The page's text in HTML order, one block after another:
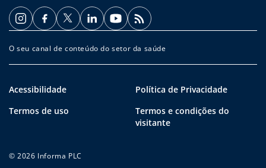
O seu canal de conteúdo do setor da saúde
Acessibilidade
Política de Privacidade
Termos de uso
Termos e condições do
visitante
© 2026 Informa PLC